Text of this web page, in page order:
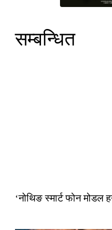
सम्बन्धित
‘नोथिङ स्मार्ट फोन मोडल